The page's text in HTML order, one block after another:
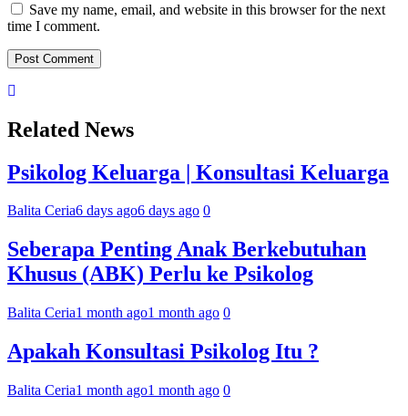
Save my name, email, and website in this browser for the next
time I comment.
Related News
Psikolog Keluarga | Konsultasi Keluarga
Balita Ceria6 days ago6 days ago 0
Seberapa Penting Anak Berkebutuhan
Khusus (ABK) Perlu ke Psikolog
Balita Ceria1 month ago1 month ago 0
Apakah Konsultasi Psikolog Itu ?
Balita Ceria1 month ago1 month ago 0